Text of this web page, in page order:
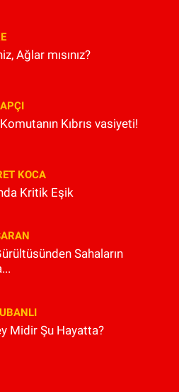
Ağlar mısınız?
Kıbrıs vasiyeti!
KOCA
Kritik Eşik
Sahaların
Midir Şu Hayatta?